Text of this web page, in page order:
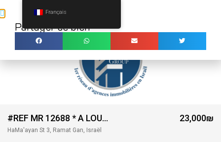
MENU
#REF MR 12688 * A LOUER LUXUEUX 3 PIECES TIME TOWER -RAMAT GAN – LIMITE TEL AVIV **
HaMa'ayan St 3, Ramat Gan, Israël
23,000₪
Français
Partager ce bien